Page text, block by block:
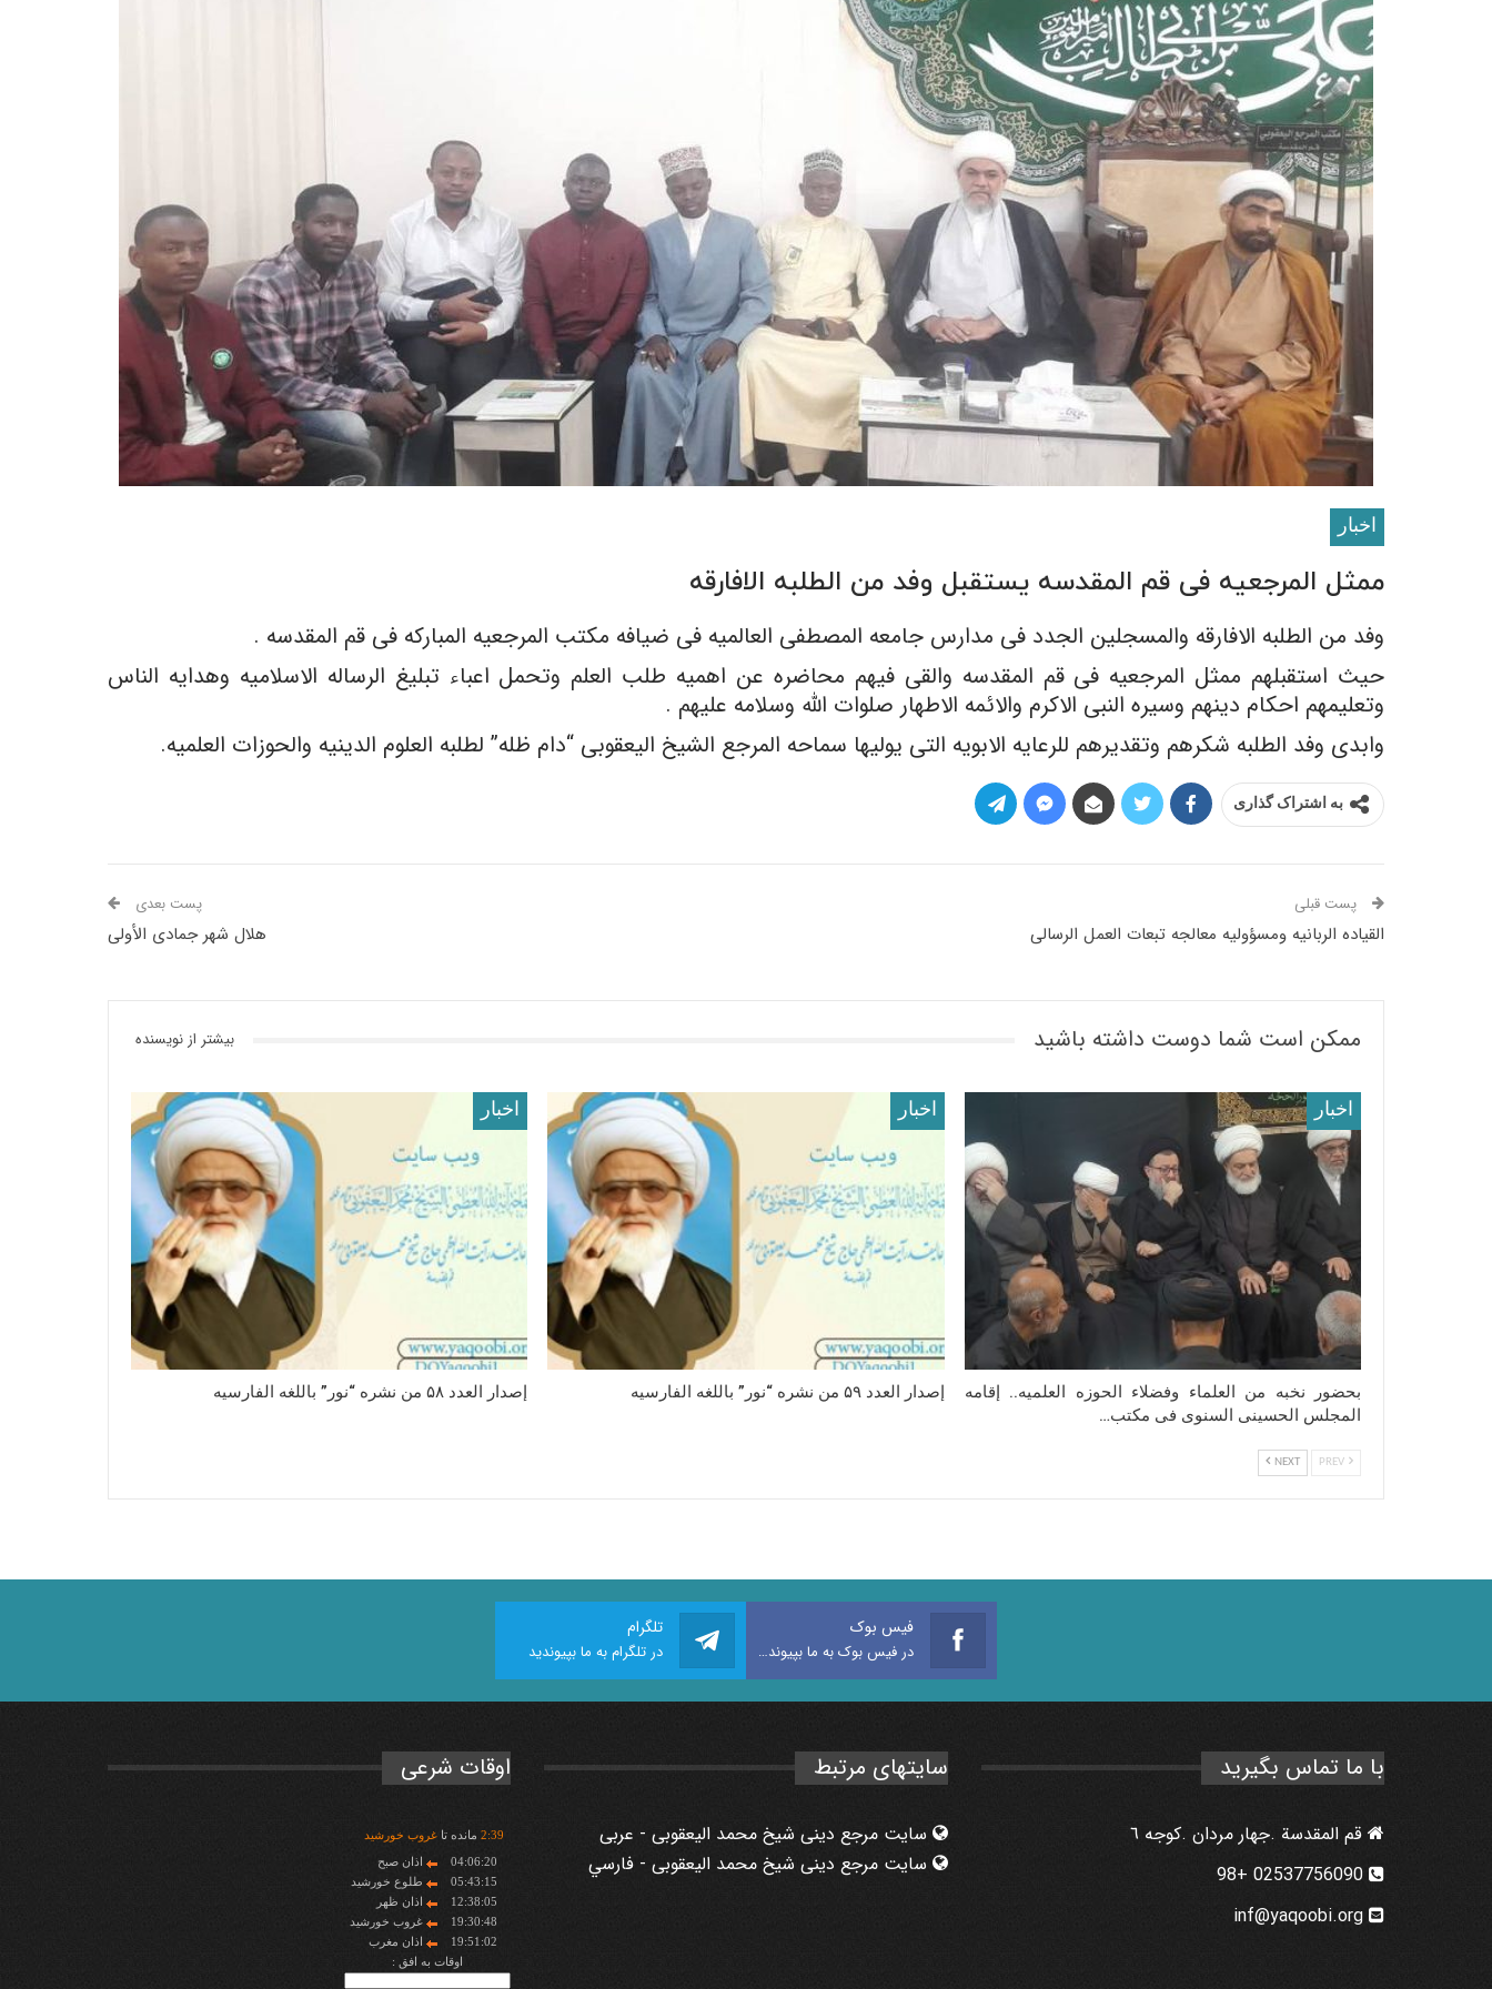
اخبار
ممثل المرجعیه فی قم المقدسه یستقبل وفد من الطلبه الافارقه
وفد من الطلبه الافارقه والمسجلین الجدد فی مدارس جامعه المصطفى العالمیه فی ضیافه مکتب المرجعیه المبارکه فی قم المقدسه .
حیث استقبلهم ممثل المرجعیه فی قم المقدسه والقى فیهم محاضره عن اهمیه طلب العلم وتحمل اعباء تبلیغ الرساله الاسلامیه وهدایه الناس
وتعلیمهم احکام دینهم وسیره النبی الاکرم والائمه الاطهار صلوات الله وسلامه علیهم .
وابدى وفد الطلبه شکرهم وتقدیرهم للرعایه الابویه التی یولیها سماحه المرجع الشیخ الیعقوبی “دام ظله” لطلبه العلوم الدینیه والحوزات العلمیه.
به اشتراک گذاری
پست قبلی
القیاده الربانیه ومسؤولیه معالجه تبعات العمل الرسالی
پست بعدی
هلال شهر جمادى الأولى
ممکن است شما دوست داشته باشید بیشتر از نویسنده
اخبار
بحضور نخبه من العلماء وفضلاء الحوزه العلمیه.. إقامه
المجلس الحسینی السنوی فی مکتب…
اخبار
إصدار العدد ۵۹ من نشره “نور” باللغه الفارسیه
اخبار
إصدار العدد ۵۸ من نشره “نور” باللغه الفارسیه
NEXT
فیس بوک
در فیس بوک به ما بپیوندید
تلگرام
در تلگرام به ما بپیوندید
با ما تماس بگیرید
قم المقدسة .جهار مردان .كوجه ٦
inf@yaqoobi.org
سایتهای مرتبط
سایت مرجع دینی شیخ محمد الیعقوبی - عربی
سایت مرجع دینی شیخ محمد الیعقوبی - فارسي
اوقات شرعی
2:39 مانده تاغروب خورشید
04:06:20
اذان صبح
05:43:15
طلوع خورشید
12:38:05
اذان ظهر
19:30:48
غروب خورشید
19:51:02
اذان مغرب
اوقات به افق :